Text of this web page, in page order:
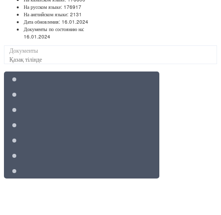
На русском языке: 176917
На английском языке: 2131
Дата обновления: 16.01.2024
Документы по состоянию на:
16.01.2024
Документы
Қазақ тілінде